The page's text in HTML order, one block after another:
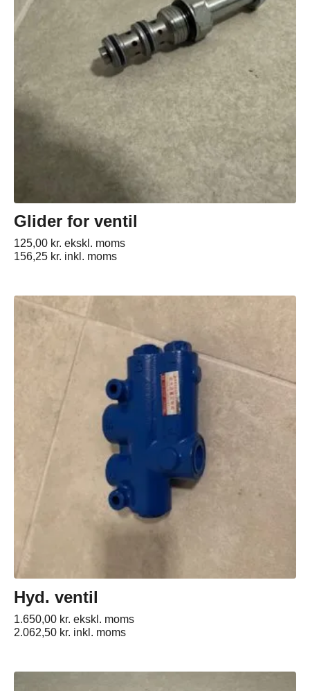
Glider for ventil
125,00 kr. ekskl. moms
156,25 kr. inkl. moms
Hyd. ventil
1.650,00 kr. ekskl. moms
2.062,50 kr. inkl. moms